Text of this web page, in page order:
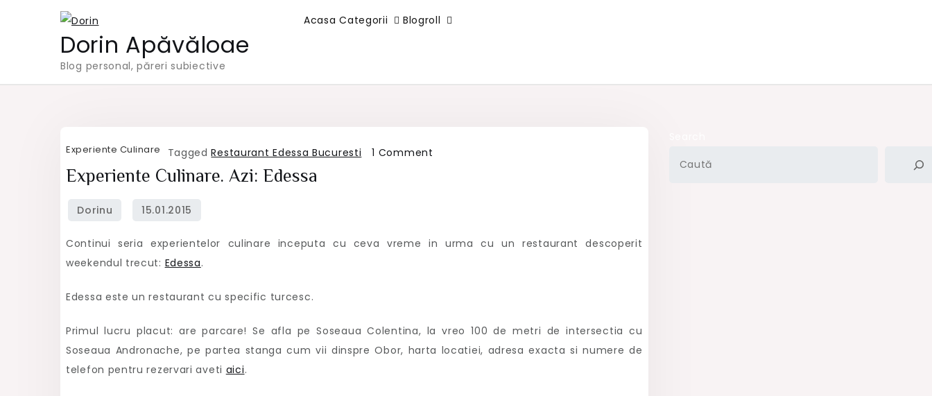
Dorin Apăvăloae
Blog personal, păreri subiective
Acasa Categorii Blogroll
Experiente Culinare TaggedRestaurant Edessa Bucuresti 1 Comment
Experiente Culinare. Azi: Edessa
Continui seria experientelor culinare inceputa cu ceva vreme in urma cu un restaurant descoperit
weekendul trecut: Edessa.
Edessa este un restaurant cu specific turcesc.
Primul lucru placut: are parcare! Se afla pe Soseaua Colentina, la vreo 100 de metri de intersectia cu
Soseaua Andronache, pe partea stanga cum vii dinspre Obor, harta locatiei, adresa exacta si numere de
telefon pentru rezervari aveti aici.